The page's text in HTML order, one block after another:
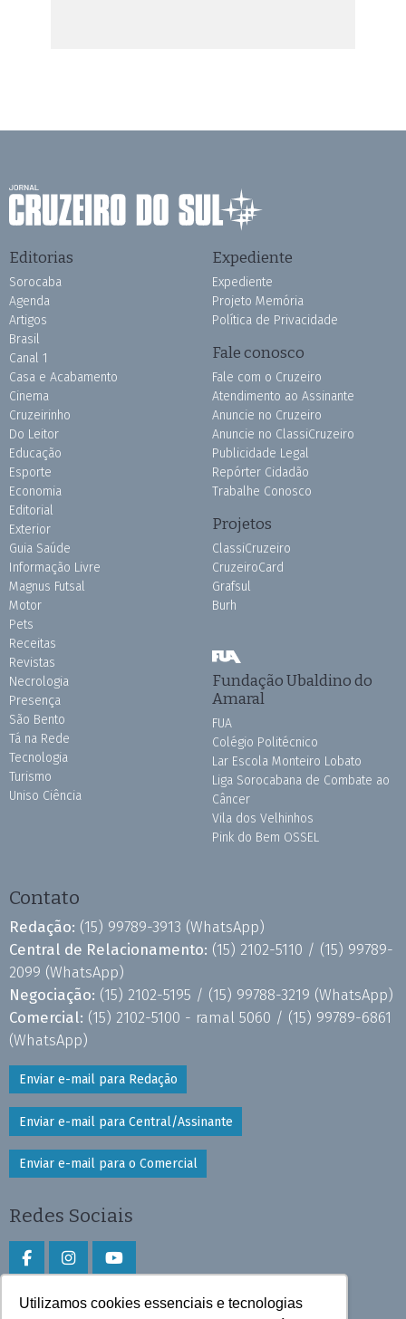
Utilizamos cookies essenciais e tecnologias
Editorias
Sorocaba
Agenda
Artigos
Brasil
Canal 1
Casa e Acabamento
Cinema
Cruzeirinho
Do Leitor
Educação
Esporte
Economia
Editorial
Exterior
Guia Saúde
Informação Livre
Magnus Futsal
Motor
Pets
Receitas
Revistas
Necrologia
Presença
São Bento
Tá na Rede
Tecnologia
Turismo
Uniso Ciência
Expediente
Expediente
Projeto Memória
Política de Privacidade
Fale conosco
Fale com o Cruzeiro
Atendimento ao Assinante
Anuncie no Cruzeiro
Anuncie no ClassiCruzeiro
Publicidade Legal
Repórter Cidadão
Trabalhe Conosco
Projetos
ClassiCruzeiro
CruzeiroCard
Grafsul
Burh
Fundação Ubaldino do
Amaral
FUA
Colégio Politécnico
Lar Escola Monteiro Lobato
Liga Sorocabana de Combate ao
Câncer
Vila dos Velhinhos
Pink do Bem OSSEL
Contato
Redação: (15) 99789-3913 (WhatsApp)
Central de Relacionamento: (15) 2102-5110 / (15) 99789-
2099 (WhatsApp)
Negociação: (15) 2102-5195 / (15) 99788-3219 (WhatsApp)
Comercial: (15) 2102-5100 - ramal 5060 / (15) 99789-6861
(WhatsApp)
Enviar e-mail para Redação
Enviar e-mail para Central/Assinante
Enviar e-mail para o Comercial
Redes Sociais
Faça download do aplicativo